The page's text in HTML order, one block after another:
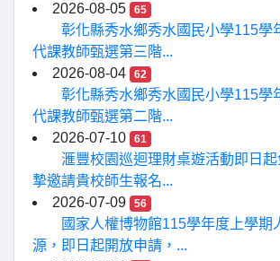
2026-08-05
65
彰化縣秀水鄉秀水國民小學115學
代課教師甄選第三階...
2026-08-04
62
彰化縣秀水鄉秀水國民小學115學
代課教師甄選第二階...
2026-07-10
61
滙豐校園巡迴理財桌遊活動即日
摯邀請貴校師生報名...
2026-07-09
56
國家人權博物館115學年度上學期
源，即日起開放申請，...